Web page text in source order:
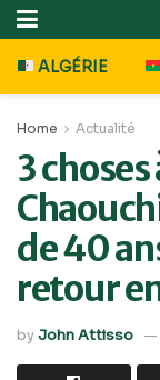
ALGÉRIE
Home Actualité
3
de 40
retour
byJohn Attisso